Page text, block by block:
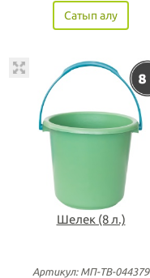
Сатып алу
Шелек (8 л.)
Артикул: МП-ТВ-044379